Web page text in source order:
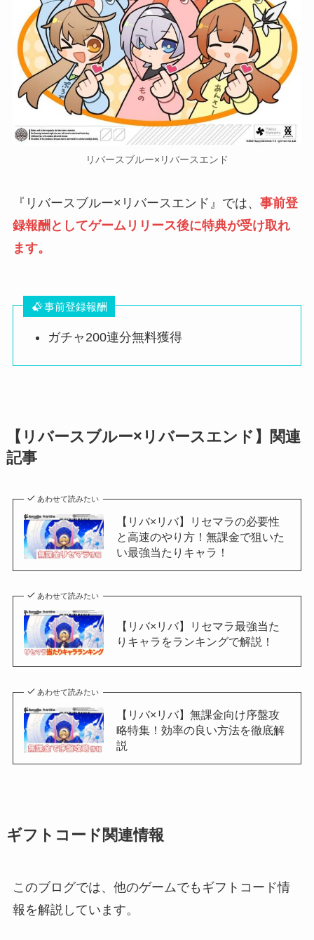
リバースブルー×リバースエンド
『リバースブルー×リバースエンド』では、 事前登
録報酬としてゲームリリース後に特典が受け取れ
ます。
事前登録報酬
ガチャ200連分無料獲得
【リバースブルー×リバースエンド】関連
記事
あわせて読みたい
【リバ×リバ】リセマラの必要性
と高速のやり方！無課金で狙いた
い最強当たりキャラ！
あわせて読みたい
【リバ×リバ】リセマラ最強当た
りキャラをランキングで解説！
あわせて読みたい
【リバ×リバ】無課金向け序盤攻
略特集！効率の良い方法を徹底解
説
ギフトコード関連情報
このブログでは、他のゲームでもギフトコード情
報を解説しています。